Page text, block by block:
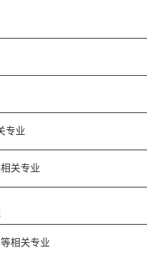
专业
关专业
相关专业